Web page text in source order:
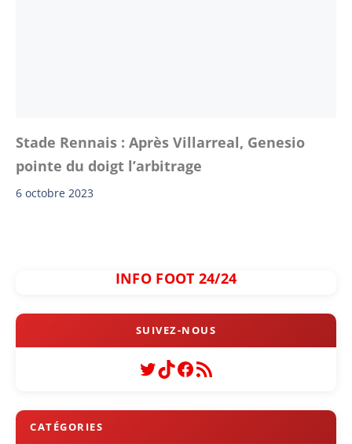
Stade Rennais : Après Villarreal, Genesio
pointe du doigt l’arbitrage
6 octobre 2023
INFO FOOT 24/24
Twitter
TikTok
Facebook
Flux RSS